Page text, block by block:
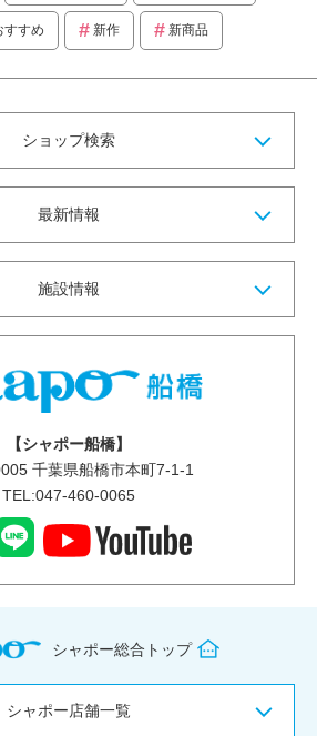
すすめ 新作 新商品
ショップ検索
最新情報
施設情報
【シャポー船橋】
千葉県船橋市本町7-1-1
TEL:047-460-0065
シャポー総合トップ
シャポー店舗一覧